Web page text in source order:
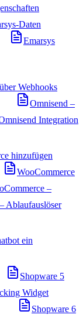
Daten
Emarsys
Webhooks
Omnisend –
Integration
hinzufügen
WooCommerce
–
Ablaufauslöser
ein
Shopware 5
Widget
Shopware 6